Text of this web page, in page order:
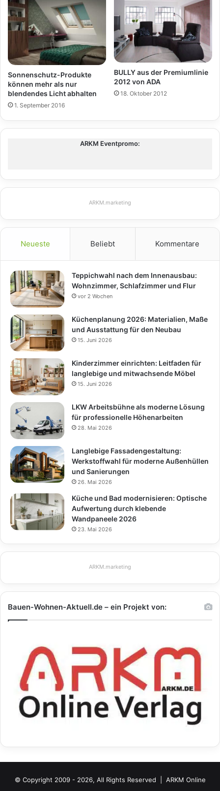
Sonnenschutz-Produkte
können mehr als nur
blendendes Licht abhalten
1. September 2016
BULLY aus der Premiumlinie
2012 von ADA
18. Oktober 2012
ARKM Eventpromo:
ARKM.marketing
Neueste Beliebt Kommentare
Teppichwahl nach dem Innenausbau:
Wohnzimmer, Schlafzimmer und Flur
vor 2 Wochen
Küchenplanung 2026: Materialien, Maße
und Ausstattung für den Neubau
15. Juni 2026
Kinderzimmer einrichten: Leitfaden für
langlebige und mitwachsende Möbel
15. Juni 2026
LKW Arbeitsbühne als moderne Lösung
für professionelle Höhenarbeiten
28. Mai 2026
Langlebige Fassadengestaltung:
Werkstoffwahl für moderne Außenhüllen
und Sanierungen
26. Mai 2026
Küche und Bad modernisieren: Optische
Aufwertung durch klebende
Wandpaneele 2026
23. Mai 2026
ARKM.marketing
Bauen-Wohnen-Aktuell.de – ein Projekt von:
© Copyright 2009 - 2026, All Rights Reserved | ARKM Online